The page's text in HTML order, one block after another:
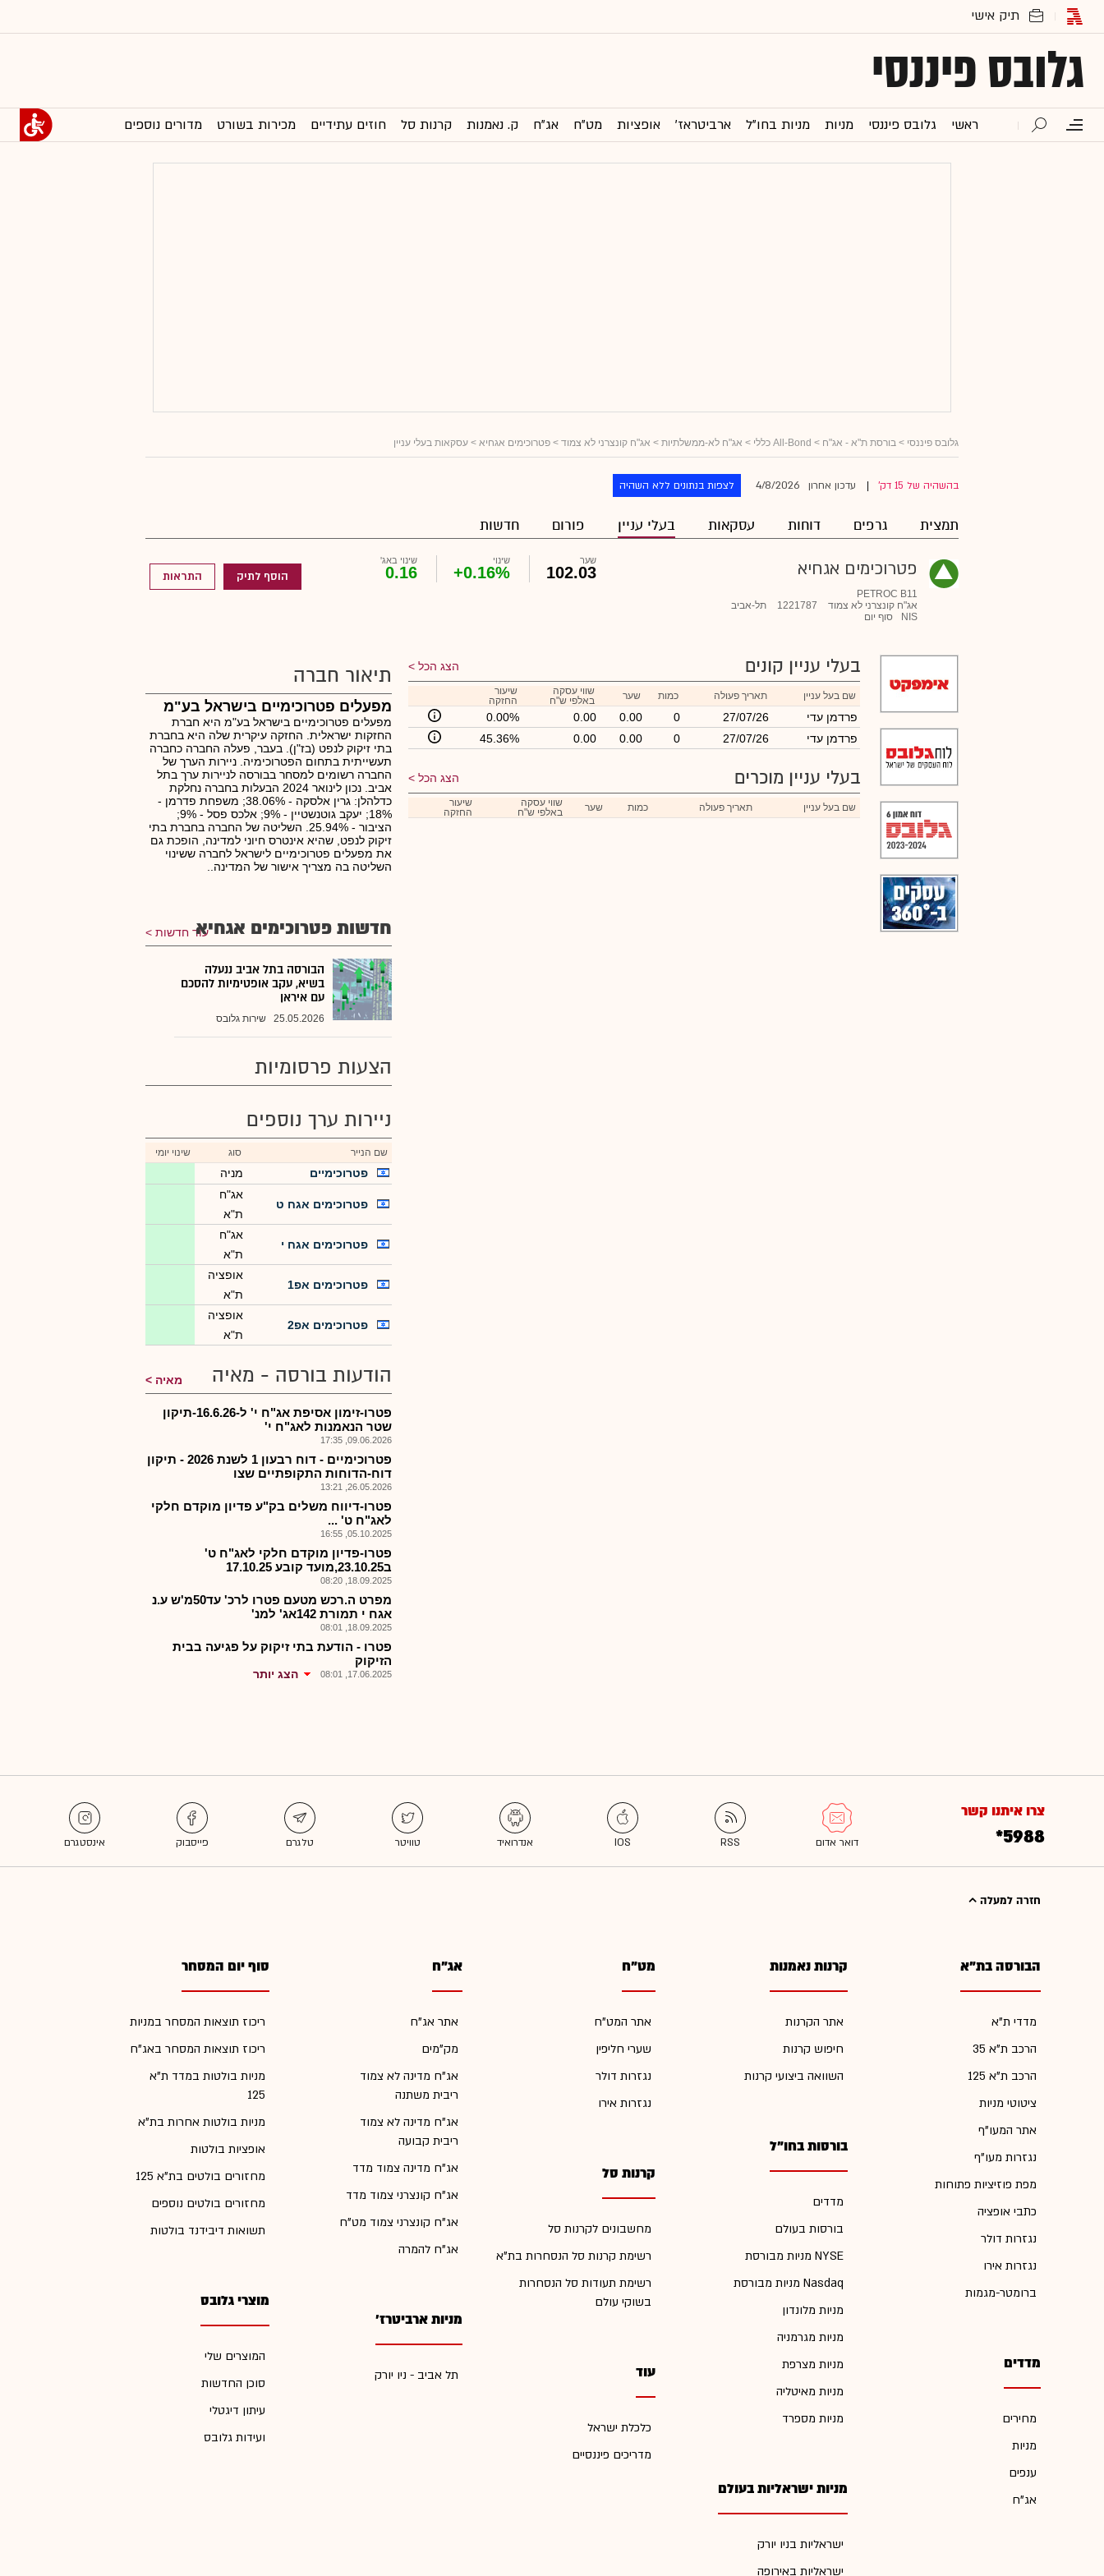
גלובס פיננסי
ראשי גלובס פיננסי מניות מניות בחו"ל ארביטראז' אופציות מט"ח אג"ח ק. נאמנות קרנות סל חוזים עתידיים מכירות בשורט מדורים נוספים
גלובס פיננסי > בורסת ת"א - אג"ח > All-Bond כללי > אג"ח לא-ממשלתיות > אג"ח קונצרני לא צמוד > פטרוכימים אגחיא > עסקאות בעלי עניין
בהשהיה של 15 דק' עדכון אחרון 4/8/2026 לצפות בנתונים ללא השהיה
תמצית גרפים דוחות עסקאות בעלי עניין פורום חדשות
פטרוכימים אגחיא
PETROC B11
אג"ח קונצרני לא צמוד
1221787
תל-אביב
NIS
סוף יום
שער
102.03
שינוי
+0.16%
שינוי באג'
0.16 הוסף לתיק התראות
בעלי עניין קונים הצג הכל
שם בעל עניין תאריך פעולה כמות שער
שווי עסקה
באלפי ש"ח
שיעור
החזקה
פרדמן עדי 27/07/26
0
0.00
0.00
0.00%
פרדמן עדי
27/07/26
0
0.00
0.00
45.36%
בעלי עניין מוכרים הצג הכל
שם בעל עניין תאריך פעולה כמות שער
שווי עסקה
באלפי ש"ח
שיעור
החזקה
תיאור חברה
מפעלים פטרוכימיים בישראל בע"מ
מפעלים פטרוכימיים בישראל בע"מ היא חברת
החזקות ישראלית. החזקה עיקרית שלה היא בחברת
בתי זיקוק לנפט (בז"ן). בעבר, פעלה החברה כחברה
תעשייתית בתחום הפטרוכימיה. ניירות הערך של
החברה רשומים למסחר בבורסה לניירות ערך בתל
אביב. נכון לינואר 2024 הבעלות בחברה נחלקת
כדלהלן: גרין אלסקה - 38.06%; משפחת פדרמן -
18%; יעקב גוטנשטיין - 9%; אלכס פסל - 9%;
הציבור - 25.94%. השליטה של החברה בחברת בתי
זיקוק לנפט, שהיא אינטרס חיוני למדינה, הופכת גם
את מפעלים פטרוכימיים לישראל לחברה ששינוי
השליטה בה מצריך אישור של המדינה..
חדשות פטרוכימים אגחיאעוד חדשות
הבורסה בתל אביב ננעלה
בשיא, עקב אופטימיות להסכם
עם איראן
25.05.2026 שירות גלובס
הצעות פרסומיות
ניירות ערך נוספים
שם הנייר סוג שינוי יומי
פטרוכימיים מניה
פטרוכימים אגח ט
אג"ח
ת"א
פטרוכימים אגח י
אג"ח
ת"א
פטרוכימים אפ1
אופציה
ת"א
פטרוכימים אפ2
אופציה
ת"א
הודעות בורסה - מאיה מאיה
פטרו-זימון אסיפת אג"ח י' ל-16.6.26-תיקון
שטר הנאמנות לאג"ח י'
09.06.2026, 17:35
פטרוכימיים - דוח רבעון 1 לשנת 2026 - תיקון
דוח-הדוחות התקופתיים שצו
26.05.2026, 13:21
פטרו-דיווח משלים בק"ע פדיון מוקדם חלקי
לאג"ח ט' ...
05.10.2025, 16:55
פטרו-פדיון מוקדם חלקי לאג"ח ט'
ב23.10.25,מועד קובע 17.10.25
18.09.2025, 08:20
מפרט ה.רכש מטעם פטרו לרכ' עד50מ'ש ע.נ
אגח י תמורת 142אג' למנ'
18.09.2025, 08:01
פטרו - הודעת בתי זיקוק על פגיעה בבית
הזיקוק
17.06.2025, 08:01 הצג יותר
צרו איתנו קשר
*5988
חזרה למעלה
הבורסה בת"א
מדדי ת"א
הרכב ת"א 35
הרכב ת"א 125
ציטוטי מניות
אתר המעו"ף
נגזרות מעו"ף
מפת פוזיציות פתוחות
כתבי אופציה
נגזרות דולר
נגזרות אירו
ברומטר-מגמות
מדדים
מחירים
מניות
ענפים
אג"ח
קרנות נאמנות
אתר הקרנות
חיפוש קרנות
השוואה ביצועי קרנות
בורסות בחו"ל
מדדים
בורסות בעולם
מניות מבורסת NYSE
מניות מבורסת Nasdaq
מניות מלונדון
מניות מגרמניה
מניות מצרפת
מניות מאיטליה
מניות מספרד
מניות ישראליות בעולם
ישראליות בניו יורק
ישראליות באירופה
מט"ח
אתר המט"ח
שערי חליפין
נגזרות דולר
נגזרות אירו
קרנות סל
מחשבונים לקרנות סל
רשימת קרנות סל הנסחרות בת"א
רשימת תעודות סל הנסחרות
בשוקי עולם
עוד
כלכלת ישראל
מדריכים פיננסיים
אג"ח
אתר אג"ח
מק"מים
אג"ח מדינה לא צמוד
ריבית משתנה
אג"ח מדינה לא צמוד
ריבית קבועה
אג"ח מדינה צמוד מדד
אג"ח קונצרני צמוד מדד
אג"ח קונצרני צמוד מט"ח
אג"ח להמרה
מניות ארביטרז'
תל אביב - ניו יורק
סוף יום המסחר
ריכוז תוצאות המסחר במניות
ריכוז תוצאות המסחר באג"ח
מניות בולטות במדד ת"א
125
מניות בולטות אחרות בת"א
אופציות בולטות
מחזורים בולטים בת"א 125
מחזורים בולטים נוספים
תשואות דיבידנד בולטות
מוצרי גלובס
המוצרים שלי
סוכן החדשות
עיתון דיגטלי
ועידות גלובס